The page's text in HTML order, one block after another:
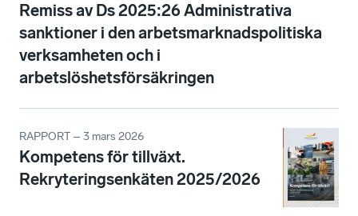
Remiss av Ds 2025:26 Administrativa
sanktioner i den arbetsmarknadspolitiska
verksamheten och i
arbetslöshetsförsäkringen
RAPPORT – 3 mars 2026
Kompetens för tillväxt.
Rekryteringsenkäten 2025/2026